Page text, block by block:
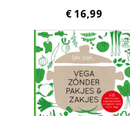
€ 16,99